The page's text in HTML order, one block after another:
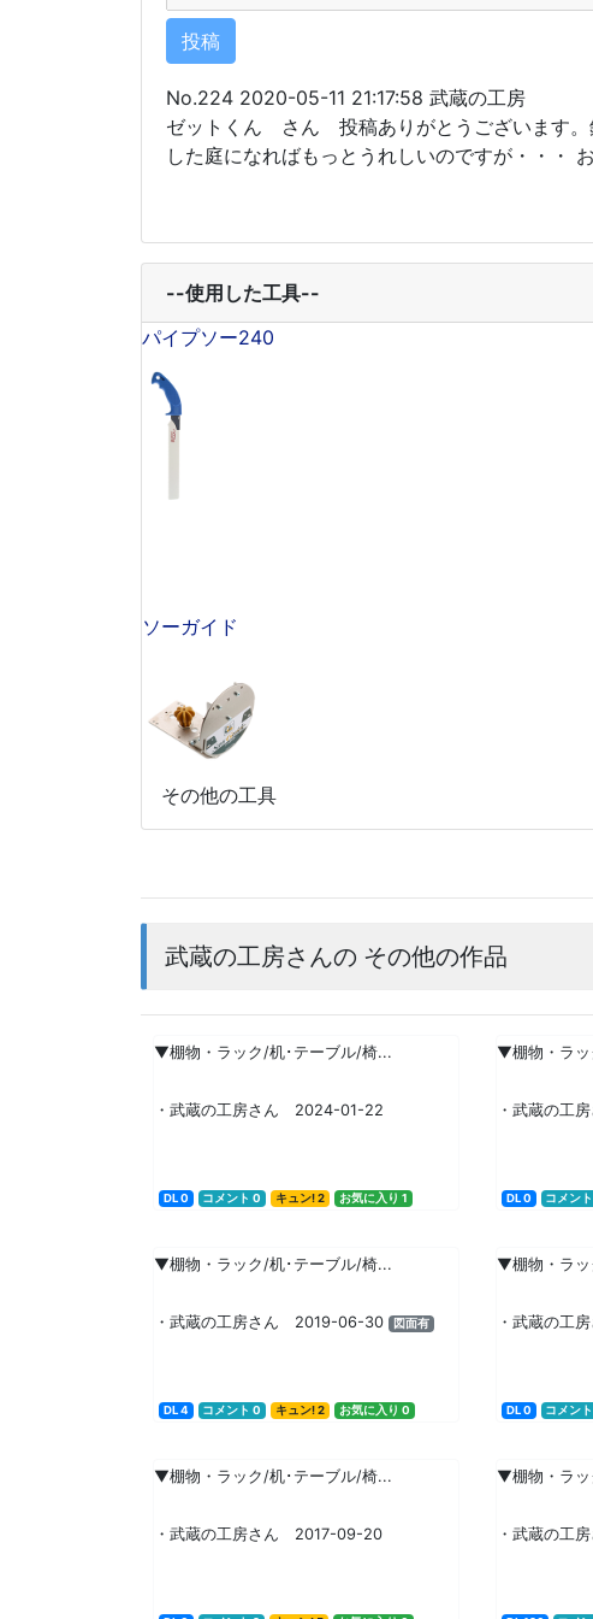
No.224 2020-05-11 21:17:58 武蔵の工房
ゼットくん さん 投稿ありがとうございます。
した庭になればもっとうれしいのですが・・・
--使用した工具--
パイプソー240
ソーガイド
その他の工具
武蔵の工房さんの その他の作品
▼棚物・ラック/机･テーブル/椅...
・武蔵の工房さん 2024-01-22
DL 0 コメント 0 キュン! 2 お気に入り 1
▼棚物・ラッ
・武蔵の工
DL 0 コメント
▼棚物・ラック/机･テーブル/椅...
・武蔵の工房さん 2019-06-30 図面有
DL 4 コメント 0 キュン! 2 お気に入り 0
▼棚物・ラッ
・武蔵の工
DL 0 コメン
▼棚物・ラック/机･テーブル/椅...
・武蔵の工房さん 2017-09-20
▼棚物・ラッ
・武蔵の工